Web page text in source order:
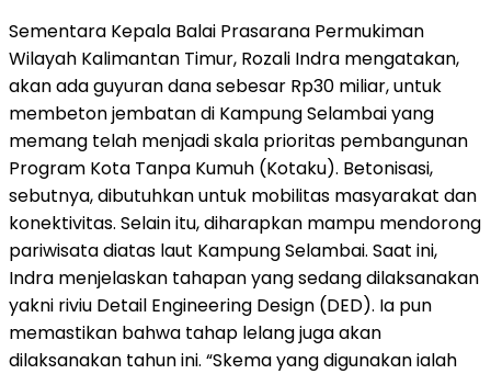
Sementara Kepala Balai Prasarana Permukiman
Wilayah Kalimantan Timur, Rozali Indra mengatakan,
akan ada guyuran dana sebesar Rp30 miliar, untuk
membeton jembatan di Kampung Selambai yang
memang telah menjadi skala prioritas pembangunan
Program Kota Tanpa Kumuh (Kotaku). Betonisasi,
sebutnya, dibutuhkan untuk mobilitas masyarakat dan
konektivitas. Selain itu, diharapkan mampu mendorong
pariwisata diatas laut Kampung Selambai. Saat ini,
Indra menjelaskan tahapan yang sedang dilaksanakan
yakni riviu Detail Engineering Design (DED). Ia pun
memastikan bahwa tahap lelang juga akan
dilaksanakan tahun ini. “Skema yang digunakan ialah